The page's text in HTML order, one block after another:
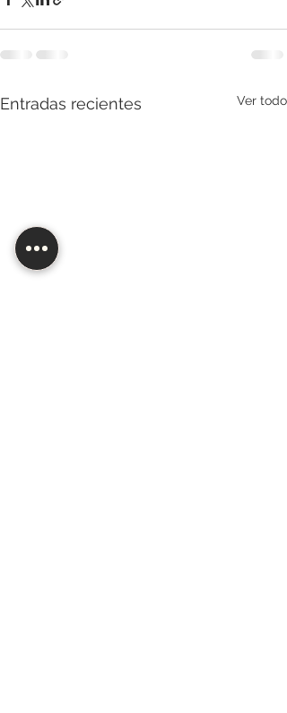
Entradas recientes Ver todo